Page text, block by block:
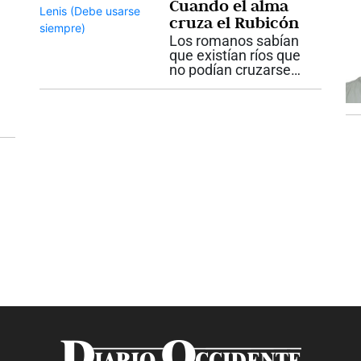
las...
Cuando el alma
cruza el Rubicón
Los romanos sabían
que existían ríos que
no podían cruzarse
sin consecuencias